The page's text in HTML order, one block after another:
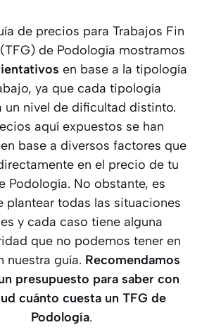
de precios para Trabajos Fin
de Podología mostramos
en base a la tipología
ya que cada tipología
un nivel de dificultad distinto.
aquí expuestos se han
base a diversos factores que
en el precio de tu
Podología. No obstante, es
plantear todas las situaciones
y cada caso tiene alguna
que no podemos tener en
nuestra guía. Recomendamos
presupuesto para saber con
cuánto cuesta un TFG de
Podología.